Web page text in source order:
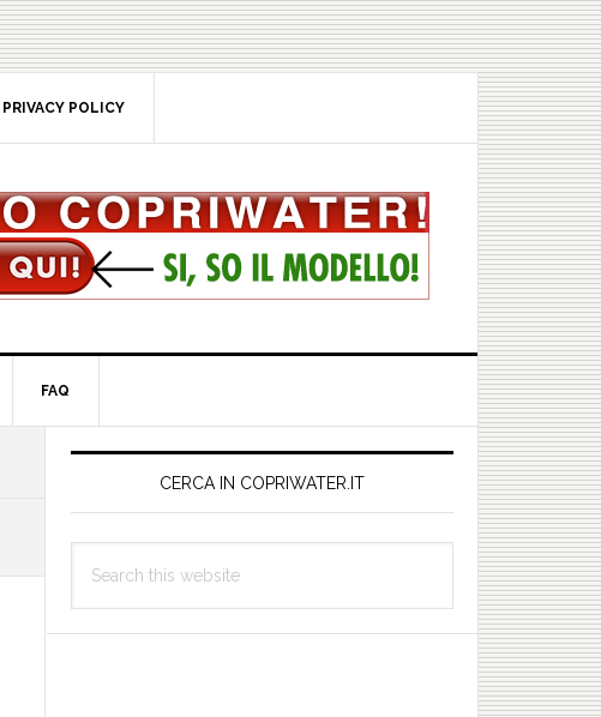
PRIVACY POLICY
FAQ
Primary
SidebarCERCA IN COPRIWATER.IT
this